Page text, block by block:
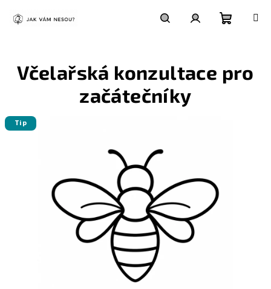
košík
Včelařská konzultace pro
začátečníky
Tip